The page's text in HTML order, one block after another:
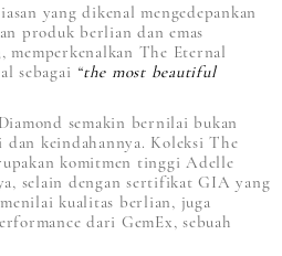
yang dikenal mengedepankan
produk berlian dan emas
memperkenalkan The Eternal
sebagai “the most beautiful
semakin bernilai bukan
keindahannya. Koleksi The
komitmen tinggi Adelle
selain dengan sertifikat GIA yang
kualitas berlian, juga
dari GemEx, sebuah